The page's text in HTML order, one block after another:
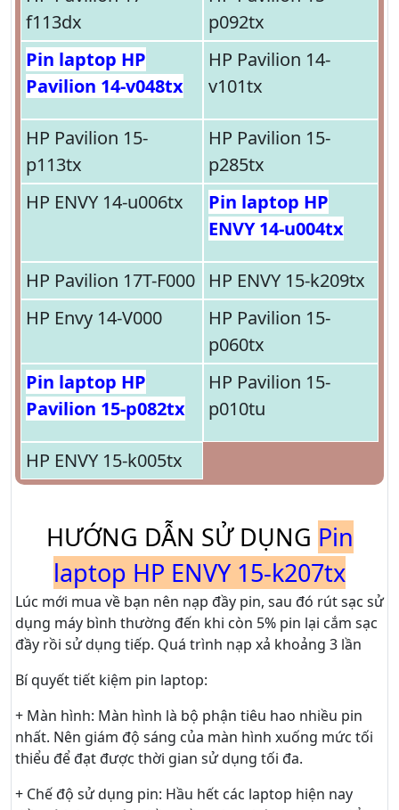
f113dx
p092tx
Pin laptop HP
Pavilion 14-v048tx
HP Pavilion 14-
v101tx
HP Pavilion 15-
p113tx
HP Pavilion 15-
p285tx
HP ENVY 14-u006tx
Pin laptop HP
ENVY 14-u004tx
HP Pavilion 17T-F000
HP ENVY 15-k209tx
HP Envy 14-V000
HP Pavilion 15-
p060tx
Pin laptop HP
Pavilion 15-p082tx
HP Pavilion 15-
p010tu
HP ENVY 15-k005tx
HƯỚNG DẪN SỬ DỤNG Pin
laptop HP ENVY 15-k207tx
Lúc mới mua về bạn nên nạp đầy pin, sau đó rút sạc sử
dụng máy bình thường đến khi còn 5% pin lại cắm sạc
đầy rồi sử dụng tiếp. Quá trình nạp xả khoảng 3 lần
Bí quyết tiết kiệm pin laptop:
+ Màn hình: Màn hình là bộ phận tiêu hao nhiều pin
nhất. Nên giám độ sáng của màn hình xuống mức tối
thiểu để đạt được thời gian sử dụng tối đa.
+ Chế độ sử dụng pin: Hầu hết các laptop hiện nay